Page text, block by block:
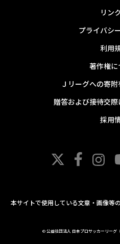
リン
プライバシ
利用
著作権に
Ｊリーグへの寄
贈答および接待交
採用
本サイトで使用している文章・画像等
© 公益社団法人 日本プロサッカーリーグ